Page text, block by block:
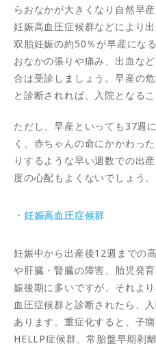
らおなかが大きくなり自然早
妊娠高血圧症候群などにより
双胎妊娠の約50％が早産にな
おなかの張りや痛み、出血な
合は受診しましょう。早産の
と診断されれば、入院となるこ
ただし、早産といっても37週
く、赤ちゃんの命にかかわっ
りするような早い週数での出
度の心配もよくないでしょう。
・妊娠高血圧症候群
妊娠中から出産後12週までの
や肝臓・腎臓の障害、胎児発
娠後期に多いですが、それよ
血圧症候群と診断されたら、
あります。重症化すると、子
HELLP症候群、常胎盤早期剥